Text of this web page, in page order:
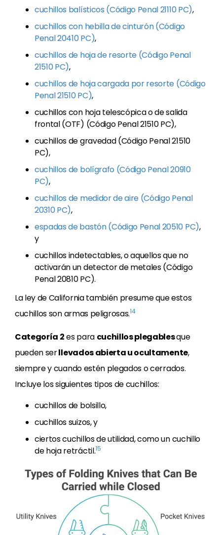
cuchillos balísticos (Código Penal 21110 PC),
cuchillos con hebilla de cinturón (Código
Penal 20410 PC),
cuchillos de hoja de resorte (Código Penal
21510 PC),
cuchillos de hoja cargada por resorte (Código
Penal 21510 PC),
cuchillos con hoja telescópica o de salida
frontal (OTF) (Código Penal 21510 PC),
cuchillos de gravedad (Código Penal 21510
PC),
cuchillos de bolígrafo (Código Penal 20910
PC),
cuchillos de medidor de aire (Código Penal
20310 PC),
espadas de bastón (Código Penal 20510 PC),
y
cuchillos indetectables, o aquellos que no
activarán un detector de metales (Código
Penal 20810 PC).
La ley de California también presume que estos
cuchillos son armas peligrosas.14
Categoría 2es para cuchillos plegablesque
pueden serllevados abierta u ocultamente,
siempre y cuando estén plegados o cerrados.
Incluye los siguientes tipos de cuchillos:
cuchillos de bolsillo,
cuchillos suizos, y
ciertos cuchillos de utilidad, como un cuchillo
de hoja retráctil.15